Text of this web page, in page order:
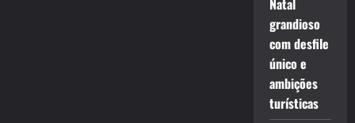
Natal
grandioso
com desfile
único e
ambições
turísticas